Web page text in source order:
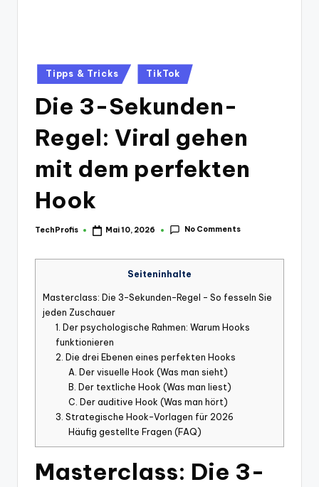
Posted
in
Tipps & Tricks TikTok
Die 3-Sekunden-
Regel: Viral gehen
mit dem perfekten
Hook
Posted
TechProfis Mai 10, 2026 No Comments
Seiteninhalte
Masterclass: Die 3-Sekunden-Regel – So fesseln Sie
jeden Zuschauer
1. Der psychologische Rahmen: Warum Hooks
funktionieren
2. Die drei Ebenen eines perfekten Hooks
A. Der visuelle Hook (Was man sieht)
B. Der textliche Hook (Was man liest)
C. Der auditive Hook (Was man hört)
3. Strategische Hook-Vorlagen für 2026
Häufig gestellte Fragen (FAQ)
Masterclass: Die 3-